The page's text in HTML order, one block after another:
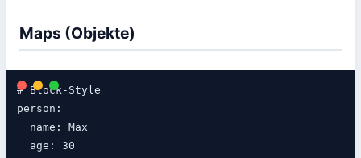
Maps (Objekte)
# Block-Style
person:
  name: Max
  age: 30